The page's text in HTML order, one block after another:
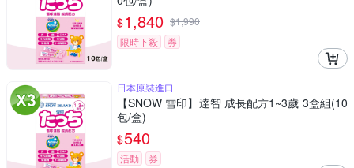
$1,840 $1,990
限時下殺
券
日本原裝進口
【SNOW 雪印】達智 成長配方1~3歲 3盒組(10
包/盒)
$540
活動 券